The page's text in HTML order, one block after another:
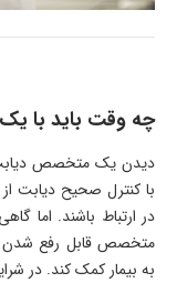
چه وقت باید با
دیدن یک متخصص دیابت
با کنترل صحیح دیابت
در ارتباط باشند. اما
متخصص قابل رفع
به بیمار کمک کند. در